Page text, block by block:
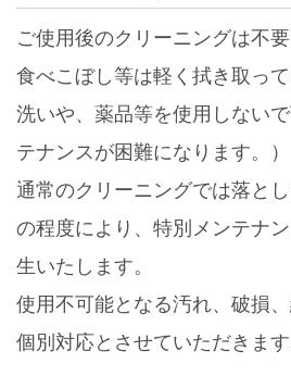
ご使用後のクリーニングは不要
食べこぼし等は軽く拭き取っ
洗いや、薬品等を使用しない
テナンスが困難になります。）
通常のクリーニングでは落と
の程度により、特別メンテナ
生いたします。
使用不可能となる汚れ、破損
個別対応とさせていただきます